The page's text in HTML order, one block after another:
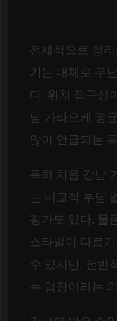
전체적으로 정
기는 대체로 무
다. 위치 접근성
남 가라오케 평
많이 언급되는
특히 처음 강남
는 비교적 부담
평가도 있다. 물
스타일이 다르
수 있지만, 전반
는 업장이라는